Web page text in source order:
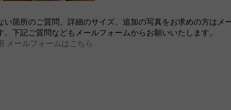
い箇所のご質問、詳細のサイズ、追加の写真をお求めの方はメ
。下記ご質問などもメールフォームからお願いいたします。
メールフォームはこちら